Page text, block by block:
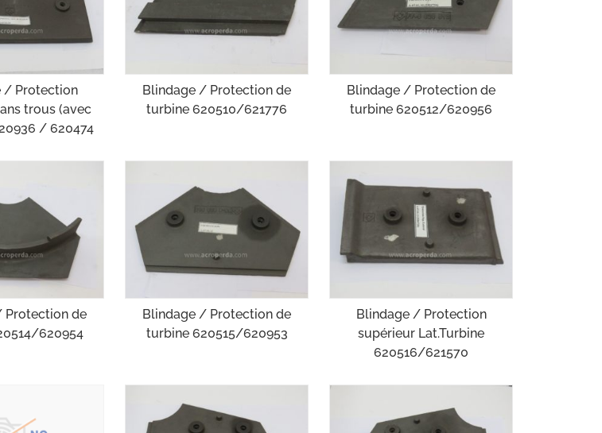
/ Protection
trous (avec
/ 620474
Blindage / Protection de
turbine 620510/621776
Blindage / Protection de
turbine 620512/620956
Protection de
620954
Blindage / Protection de
turbine 620515/620953
Blindage / Protection
supérieur Lat.Turbine
620516/621570